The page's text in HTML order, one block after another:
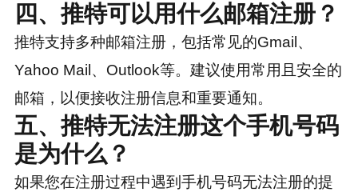
四、推特可以用什么邮箱注册？
推特支持多种邮箱注册，包括常见的Gmail、
Yahoo Mail、Outlook等。建议使用常用且安全的
邮箱，以便接收注册信息和重要通知。
五、推特无法注册这个手机号码
是为什么？
如果您在注册过程中遇到手机号码无法注册的提